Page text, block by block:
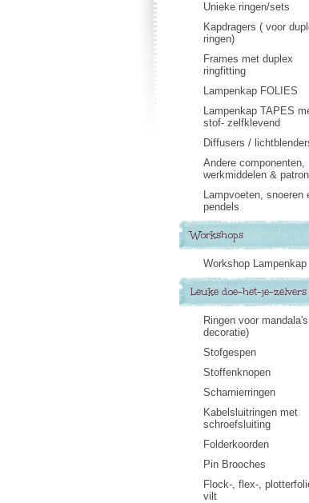
Unieke ringen/sets
Kapdragers ( voor
ringen)
Frames met duplex
ringfitting
Lampenkap FOLIES
Lampenkap TAPES
stof- zelfklevend
Diffusers /
Andere componenten,
werkmiddelen &
Lampvoeten, snoeren
pendels
Workshops
Workshop Lampenkap
Leuke doe-het-je-zelvers
Ringen voor
decoratie)
Stofgespen
Stoffenknopen
Scharnierringen
Kabelsluitringen met
schroefsluiting
Folderkoorden
Pin Brooches
Flock-, flex-,
vilt